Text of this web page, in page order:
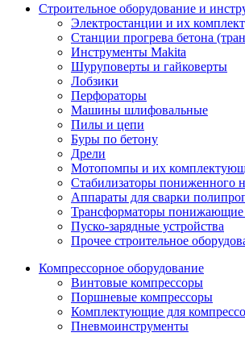
Строительное оборудование и
Электростанции и их
Станции прогрева бетона
Инструменты Makita
Шуруповерты и гайковерты
Лобзики
Перфораторы
Машины шлифовальные
Пилы и цепи
Буры по бетону
Дрели
Мотопомпы и их
Стабилизаторы пониженного
Аппараты для сварки
Трансформаторы понижающие
Пуско-зарядные устройства
Прочее строительное
Компрессорное оборудование
Винтовые компрессоры
Поршневые компрессоры
Комплектующие для
Пневмоинструменты